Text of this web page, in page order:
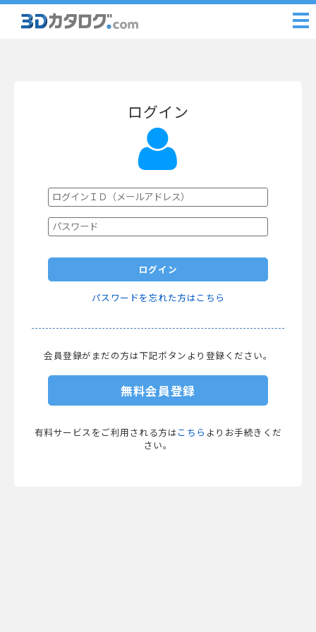
ログイン
ログイン
パスワードを忘れた方はこちら
会員登録がまだの方は下記ボタンより登録ください。
無料会員登録
有料サービスをご利用される方は こちら よりお手続きくだ
さい。